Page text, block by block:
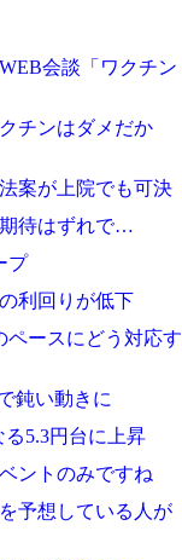
会談「ワクチン
チンはダメだか
案が上院でも可決
待はずれで…
プ
利回りが低下
ペースにどう対応す
鈍い動きに
5.3円台に上昇
ントのみですね
予想している人が